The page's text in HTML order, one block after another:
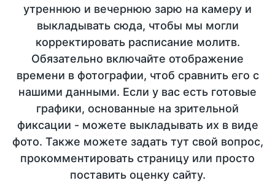
утреннюю и вечернюю зарю на камеру и
выкладывать сюда, чтобы мы могли
корректировать расписание молитв.
Обязательно включайте отображение
времени в фотографии, чтоб сравнить его с
нашими данными. Если у вас есть готовые
графики, основанные на зрительной
фиксации - можете выкладывать их в виде
фото. Также можете задать тут свой вопрос,
прокомментировать страницу или просто
поставить оценку сайту.